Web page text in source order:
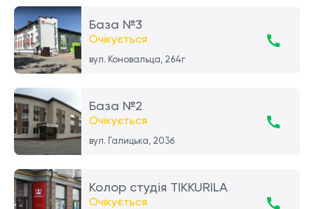
База №3
Очікується
вул. Коновальца, 264г
База №2
Очікується
вул. Галицька, 203б
Колор студія TIKKURILA
Очікується